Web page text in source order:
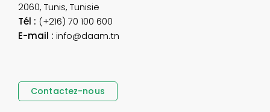
2060, Tunis, Tunisie
Tél : (+216) 70 100 600
E-mail : info@daam.tn
Contactez-nous